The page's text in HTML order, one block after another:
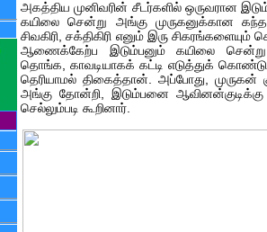
அகத்திய முனிவரின் சீடர்களில் ஒருவரான
கயிலை சென்று அங்கு முருகனுக்கான
சிவகிரி, சக்திகிரி எனும் இரு
ஆணைக்கேற்ப இடும்பனும் கயிலை சென்று,
தொங்க, காவடியாகக் கட்டி எடுத்துக்
தெரியாமல் திகைத்தான். அப்போது,
அங்கு தோன்றி, இடும்பனை
செல்லும்படி கூறினார்.